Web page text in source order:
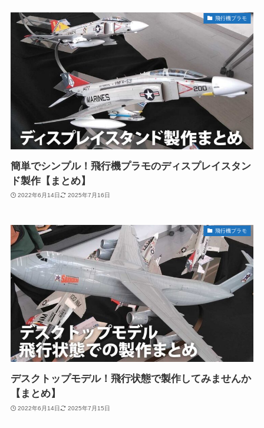
飛行機プラモ
簡単でシンプル！飛行機プラモのディスプレイスタン
ド製作【まとめ】
2022年6月14日 2025年7月16日
飛行機プラモ
デスクトップモデル！飛行状態で製作してみませんか
【まとめ】
2022年6月14日 2025年7月15日